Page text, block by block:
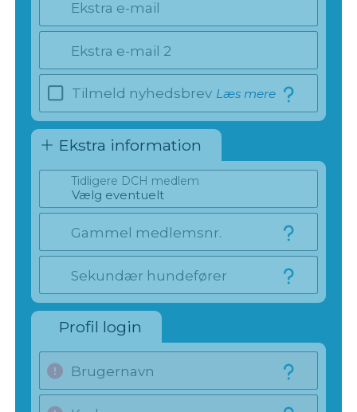
Ekstra e-mail
Ekstra e-mail 2
Tilmeld nyhedsbrev Læs mere
Ekstra information
Tidligere DCH medlem
Gammel medlemsnr.
Sekundær hundefører
Profil login
Brugernavn